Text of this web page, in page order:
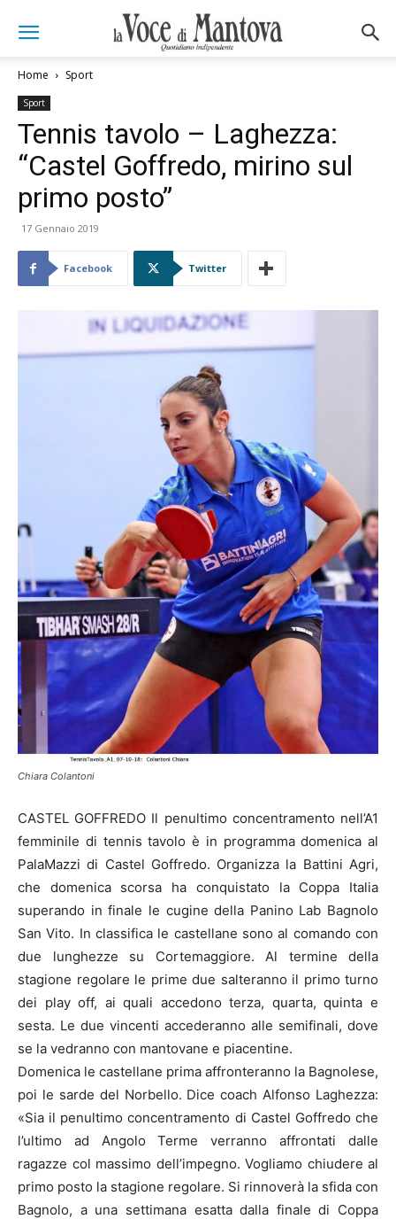
Home Sport
Sport
Tennis tavolo – Laghezza:
“Castel Goffredo, mirino sul
primo posto”
17 Gennaio 2019
Facebook Twitter
Chiara Colantoni
CASTEL GOFFREDO Il penultimo concentramento nell’A1
femminile di tennis tavolo è in programma domenica al
PalaMazzi di Castel Goffredo. Organizza la Battini Agri,
che domenica scorsa ha conquistato la Coppa Italia
superando in finale le cugine della Panino Lab Bagnolo
San Vito. In classifica le castellane sono al comando con
due lunghezze su Cortemaggiore. Al termine della
stagione regolare le prime due salteranno il primo turno
dei play off, ai quali accedono terza, quarta, quinta e
sesta. Le due vincenti accederanno alle semifinali, dove
se la vedranno con mantovane e piacentine.
Domenica le castellane prima affronteranno la Bagnolese,
poi le sarde del Norbello. Dice coach Alfonso Laghezza:
«Sia il penultimo concentramento di Castel Goffredo che
l’ultimo ad Angolo Terme verranno affrontati dalle
ragazze col massimo dell’impegno. Vogliamo chiudere al
primo posto la stagione regolare. Si rinnoverà la sfida con
Bagnolo, a una settimana esatta dalla finale di Coppa